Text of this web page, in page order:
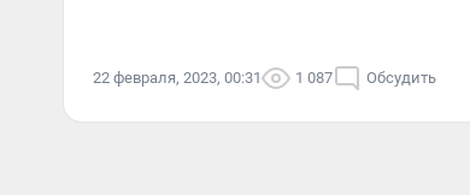
22 февраля, 2023, 00:31 1 087 Обсудить